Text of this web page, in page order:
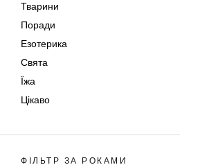
Тварини
Поради
Езотерика
Свята
Їжа
Цікаво
ФІЛЬТР ЗА РОКАМИ